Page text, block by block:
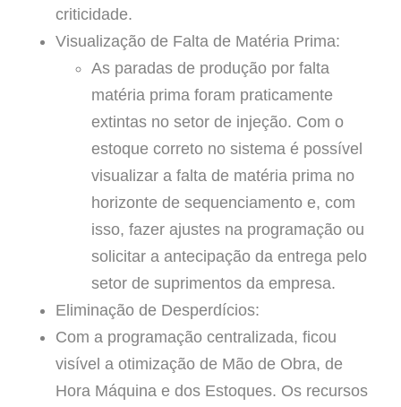
criticidade.
Visualização de Falta de Matéria Prima:
As paradas de produção por falta
matéria prima foram praticamente
extintas no setor de injeção. Com o
estoque correto no sistema é possível
visualizar a falta de matéria prima no
horizonte de sequenciamento e, com
isso, fazer ajustes na programação ou
solicitar a antecipação da entrega pelo
setor de suprimentos da empresa.
Eliminação de Desperdícios:
Com a programação centralizada, ficou
visível a otimização de Mão de Obra, de
Hora Máquina e dos Estoques. Os recursos